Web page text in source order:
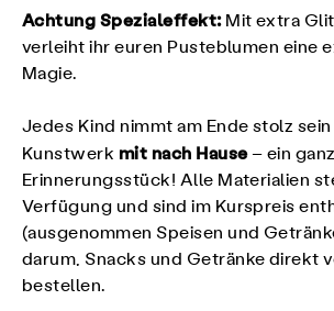
Achtung Spezialeffekt:Mit extra
verleiht ihr euren Pusteblumen eine
Magie.
Jedes Kind nimmt am Ende stolz
Kunstwerk mit nach Hause– ein
Erinnerungsstück! Alle Materialien
Verfügung und sind im Kurspreis
(ausgenommen Speisen und
darum, Snacks und Getränke direkt
bestellen.